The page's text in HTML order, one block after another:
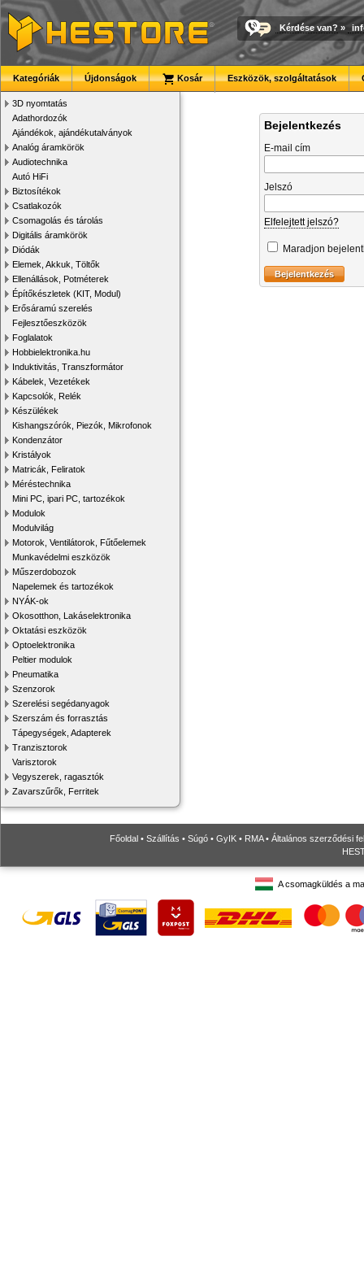
Kérdése van? »
Kategóriák Újdonságok Kosár Eszközök, szolgáltatások
3D nyomtatás
Adathordozók
Ajándékok, ajándékutalványok
Analóg áramkörök
Audiotechnika
Autó HiFi
Biztosítékok
Csatlakozók
Csomagolás és tárolás
Digitális áramkörök
Diódák
Elemek, Akkuk, Töltők
Ellenállások, Potméterek
Építőkészletek (KIT, Modul)
Erősáramú szerelés
Fejlesztőeszközök
Foglalatok
Hobbielektronika.hu
Induktivitás, Transzformátor
Kábelek, Vezetékek
Kapcsolók, Relék
Készülékek
Kishangszórók, Piezók, Mikrofonok
Kondenzátor
Kristályok
Matricák, Feliratok
Méréstechnika
Mini PC, ipari PC, tartozékok
Modulok
Modulvilág
Motorok, Ventilátorok, Fűtőelemek
Munkavédelmi eszközök
Műszerdobozok
Napelemek és tartozékok
NYÁK-ok
Okosotthon, Lakáselektronika
Oktatási eszközök
Optoelektronika
Peltier modulok
Pneumatika
Szenzorok
Szerelési segédanyagok
Szerszám és forrasztás
Tápegységek, Adapterek
Tranzisztorok
Varisztorok
Vegyszerek, ragasztók
Zavarszűrők, Ferritek
Bejelentkezés
E-mail cím
Jelszó
Elfelejtett jelszó?
Maradjon
Főoldal • Szállítás • Súgó • GyIK • RMA• Általános szerződési
A csomagküldés a